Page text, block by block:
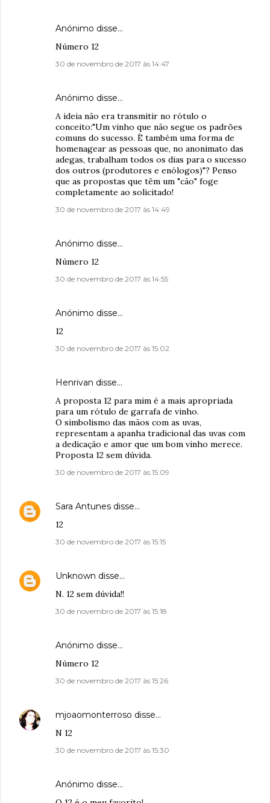
Anónimo disse…
Número 12
30 de novembro de 2017 às 14:47
Anónimo disse…
A ideia não era transmitir no rótulo o
conceito:"Um vinho que não segue os padrões
comuns do sucesso. È também uma forma de
homenagear as pessoas que, no anonimato das
adegas, trabalham todos os dias para o sucesso
dos outros (produtores e enólogos)"? Penso
que as propostas que têm um "cão" foge
completamente ao solicitado!
30 de novembro de 2017 às 14:49
Anónimo disse…
Número 12
30 de novembro de 2017 às 14:55
Anónimo disse…
12
30 de novembro de 2017 às 15:02
Henrivan disse…
A proposta 12 para mim é a mais apropriada
para um rótulo de garrafa de vinho.
O simbolismo das mãos com as uvas,
representam a apanha tradicional das uvas com
a dedicação e amor que um bom vinho merece.
Proposta 12 sem dúvida.
30 de novembro de 2017 às 15:09
Sara Antunes disse…
12
30 de novembro de 2017 às 15:15
Unknown disse…
N. 12 sem dúvida!!
30 de novembro de 2017 às 15:18
Anónimo disse…
Número 12
30 de novembro de 2017 às 15:26
mjoaomonterroso disse…
N 12
30 de novembro de 2017 às 15:30
Anónimo disse…